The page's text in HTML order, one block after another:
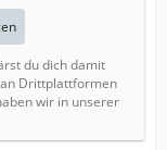
du dich damit
Drittplattformen
wir in unserer